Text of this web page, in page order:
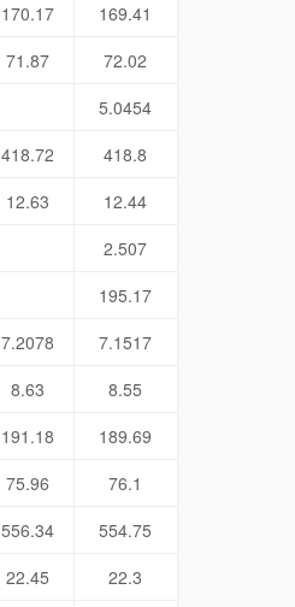
170.17
169.41
71.87
72.02
5.0454
418.72
418.8
12.63
12.44
2.507
195.17
7.2078
7.1517
8.63
8.55
191.18
189.69
75.96
76.1
556.34
554.75
22.45
22.3